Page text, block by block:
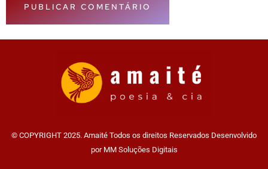
© COPYRIGHT 2025. Amaité Todos os direitos Reservados Desenvolvido
por MM Soluções Digitais